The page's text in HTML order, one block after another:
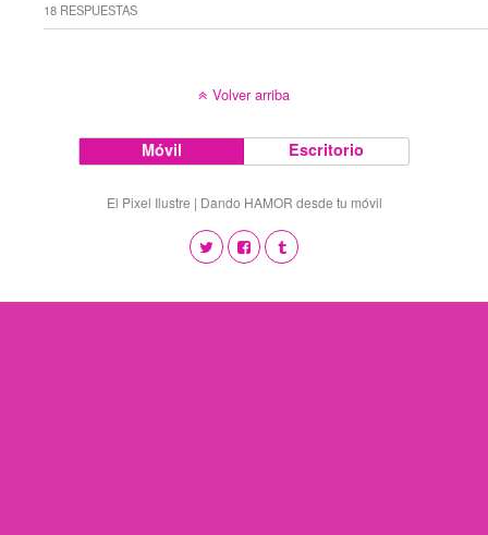
18 RESPUESTAS
Volver arriba
Móvil Escritorio
El Pixel Ilustre | Dando HAMOR desde tu móvil